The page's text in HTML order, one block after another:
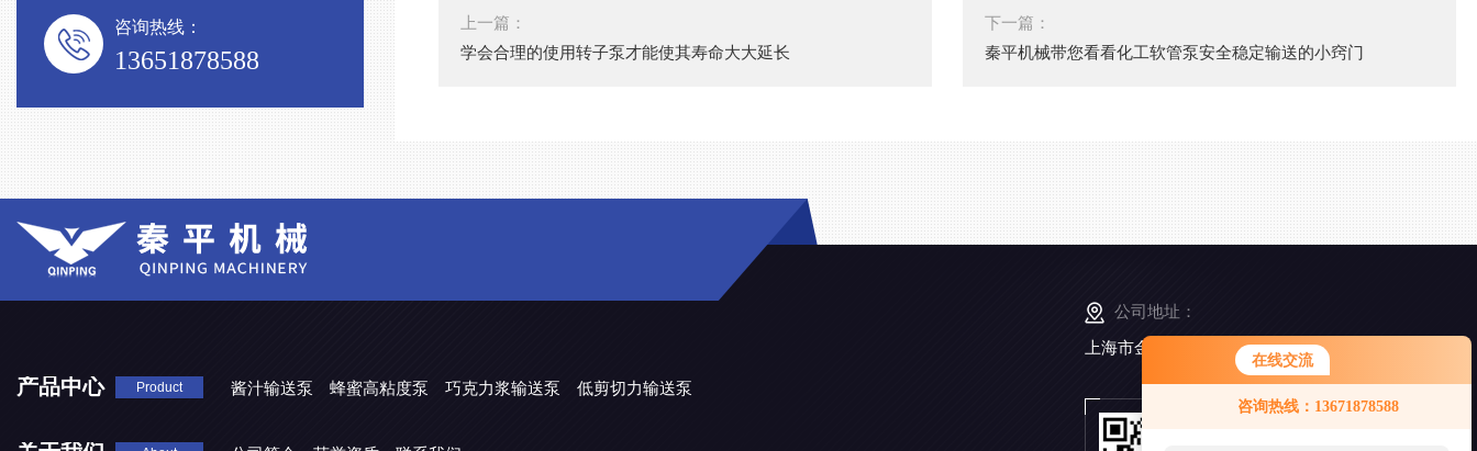
在线交流
咨询热线：13671878588
咨询热线：
13651878588
上一篇：
学会合理的使用转子泵才能使其寿命大大延长
下一篇：
秦平机械带您看看化工软管泵安全稳定输送的小窍门
产品中心 Product 酱汁输送泵 蜂蜜高粘度泵 巧克力浆输送泵 低剪切力输送泵
公司地址：
上海市金山工业区亭卫公路6495弄168号5幢3楼
扫